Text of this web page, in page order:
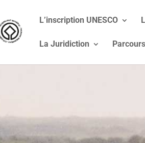
L’inscription UNESCO
La Juridiction